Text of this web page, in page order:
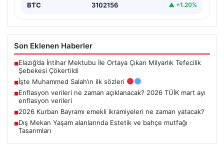
BTC 3102156 ▲ +1.20%
Son Eklenen Haberler
■Elazığ’da İntihar Mektubu İle Ortaya Çıkan Milyarlık Tefecilik
Şebekesi Çökertildi
■İşte Muhammed Salah’ın ilk sözleri
■Enflasyon verileri ne zaman açıklanacak? 2026 TÜİK mart ayı
enflasyon verileri
■2026 Kurban Bayramı emekli ikramiyeleri ne zaman yatacak?
■Dış Mekan Yaşam alanlarında Estetik ve bahçe mutfağı
Tasarımları